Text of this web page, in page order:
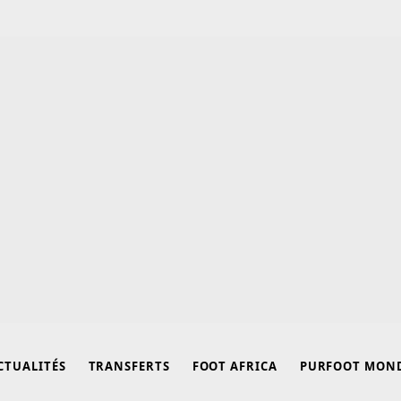
TRANSFERTS FOOT AFRICA PURFOOT